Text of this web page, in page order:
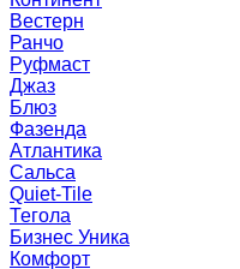
Вестерн
Ранчо
Руфмаст
Джаз
Блюз
Фазенда
Атлантика
Сальса
Quiet-Tile
Тегола
Бизнес Уника
Комфорт